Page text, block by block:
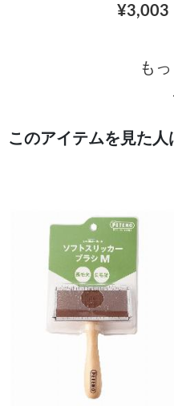
¥3,003
も
このアイテムを見た